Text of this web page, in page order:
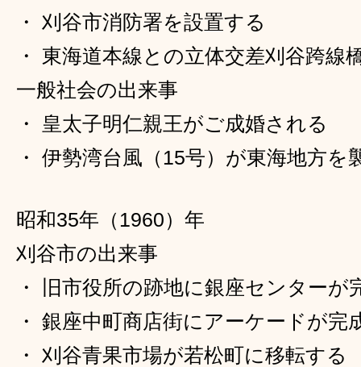
・ 刈谷市消防署を設置する
・ 東海道本線との立体交差刈谷跨線
一般社会の出来事
・ 皇太子明仁親王がご成婚される
・ 伊勢湾台風（15号）が東海地方を
昭和35年（1960）年
刈谷市の出来事
・ 旧市役所の跡地に銀座センターが
・ 銀座中町商店街にアーケードが完
・ 刈谷青果市場が若松町に移転する